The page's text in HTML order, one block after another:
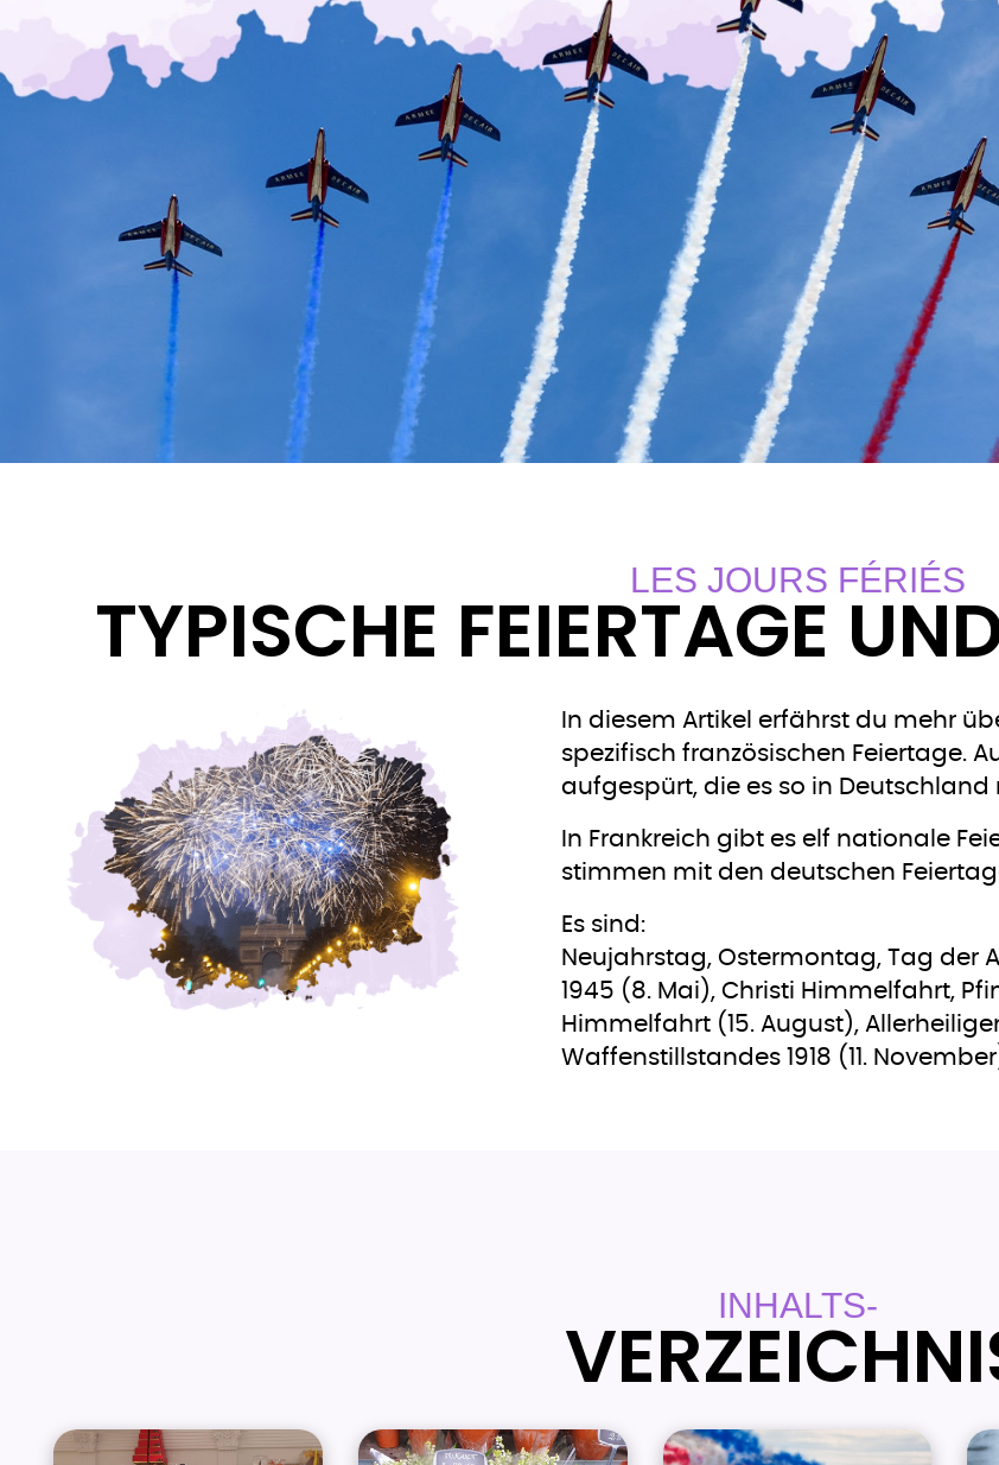
LES JOURS FÉRIÉS
TYPISCHE FEIERTAGE
In diesem Artikel erfährst du mehr
spezifisch französischen Feiertage.
aufgespürt, die es so in Deutschland
In Frankreich gibt es elf nationale
stimmen mit den deutschen
Es sind:
Neujahrstag, Ostermontag, Tag der
1945 (8. Mai), Christi Himmelfahrt,
Himmelfahrt (15. August),
Waffenstillstandes 1918 (11.
INHALTS-